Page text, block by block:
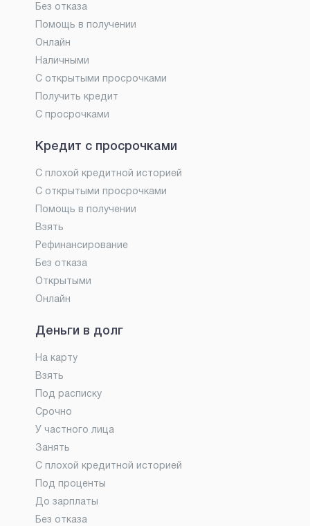
Без отказа
Помощь в получении
Онлайн
Наличными
С открытыми просрочками
Получить кредит
С просрочками
Кредит с просрочками
С плохой кредитной историей
С открытыми просрочками
Помощь в получении
Взять
Рефинансирование
Без отказа
Открытыми
Онлайн
Деньги в долг
На карту
Взять
Под расписку
Срочно
У частного лица
Занять
С плохой кредитной историей
Под проценты
До зарплаты
Без отказа